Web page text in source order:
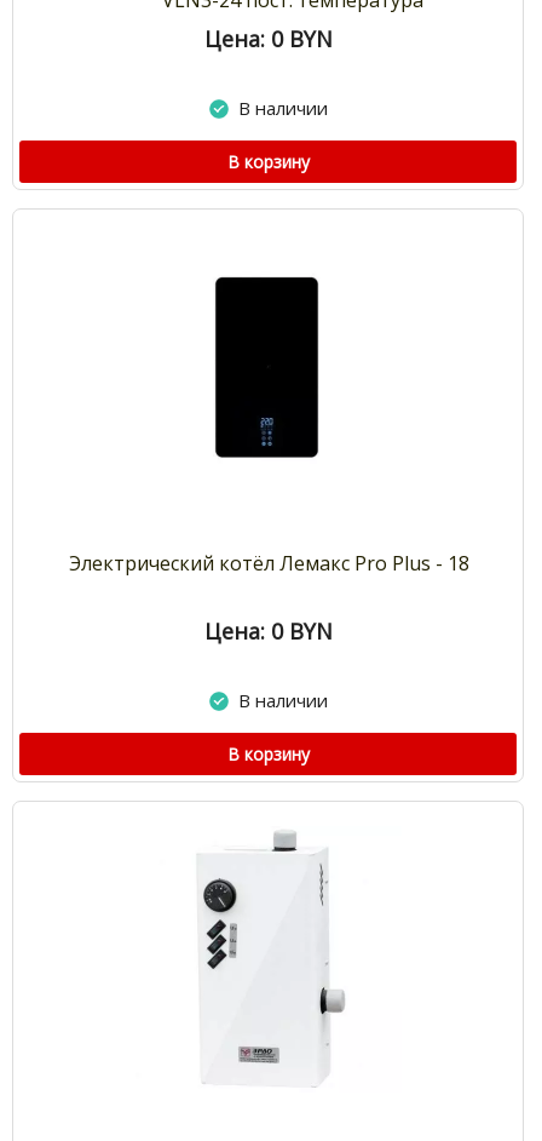
Цена: 0 BYN
В наличии
В корзину
Электрический котёл Лемакс Pro Plus - 18
Цена: 0 BYN
В наличии
В корзину